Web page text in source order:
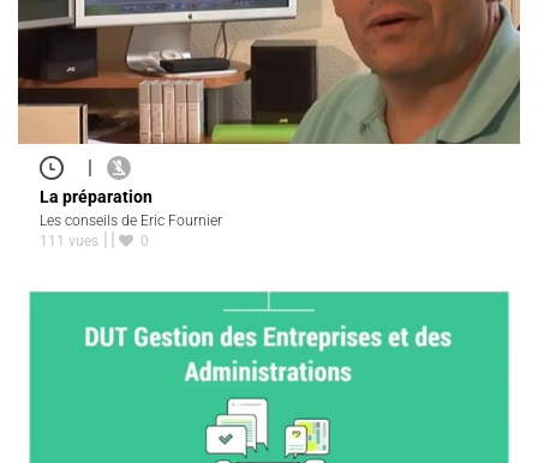
|
La préparation
Les conseils de Eric Fournier
111 vues
0